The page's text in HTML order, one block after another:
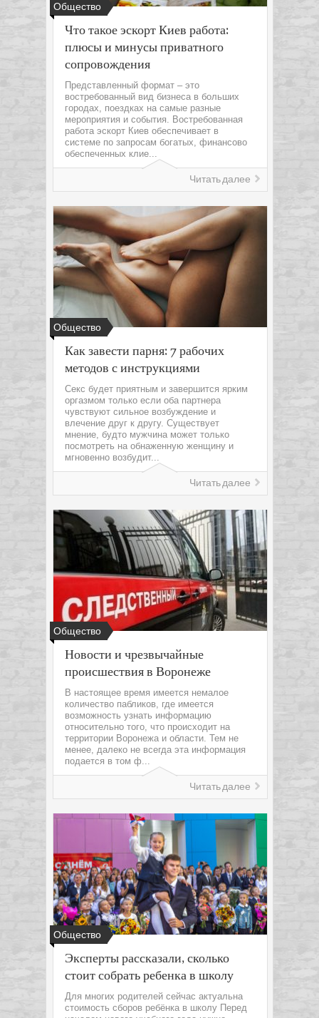
Общество
Что такое эскорт Киев работа:
плюсы и минусы приватного
сопровождения
Представленный формат – это
востребованный вид бизнеса в больших
городах, поездках на самые разные
мероприятия и события. Востребованная
работа эскорт Киев обеспечивает в
системе по запросам богатых, финансово
обеспеченных клие...
Читать далее
Общество
Как завести парня: 7 рабочих
методов с инструкциями
Секс будет приятным и завершится ярким
оргазмом только если оба партнера
чувствуют сильное возбуждение и
влечение друг к другу. Существует
мнение, будто мужчина может только
посмотреть на обнаженную женщину и
мгновенно возбудит...
Читать далее
Общество
Новости и чрезвычайные
происшествия в Воронеже
В настоящее время имеется немалое
количество пабликов, где имеется
возможность узнать информацию
относительно того, что происходит на
территории Воронежа и области. Тем не
менее, далеко не всегда эта информация
подается в том ф...
Читать далее
Общество
Эксперты рассказали, сколько
стоит собрать ребенка в школу
Для многих родителей сейчас актуальна
стоимость сборов ребёнка в школу Перед